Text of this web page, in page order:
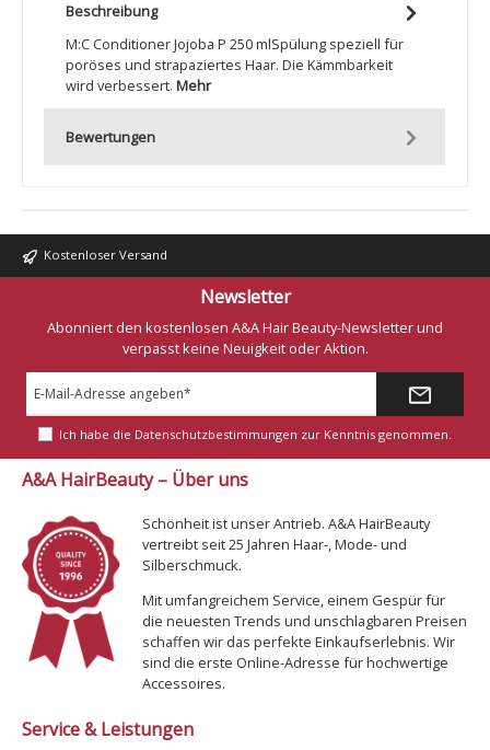
Beschreibung
M:C Conditioner Jojoba P 250 mlSpülung speziell für
poröses und strapaziertes Haar. Die Kämmbarkeit
wird verbessert. Mehr
Bewertungen
Kostenloser Versand
Newsletter
Abonniert den kostenlosen A&A Hair Beauty-Newsletter und
verpasst keine Neuigkeit oder Aktion.
Adresse*
Ich habe die Datenschutzbestimmungen zur Kenntnis genommen.
A&A HairBeauty – Über uns
Schönheit ist unser Antrieb. A&A HairBeauty
vertreibt seit 25 Jahren Haar-, Mode- und
Silberschmuck.
Mit umfangreichem Service, einem Gespür für
die neuesten Trends und unschlagbaren Preisen
schaffen wir das perfekte Einkaufserlebnis. Wir
sind die erste Online-Adresse für hochwertige
Accessoires.
Service & Leistungen